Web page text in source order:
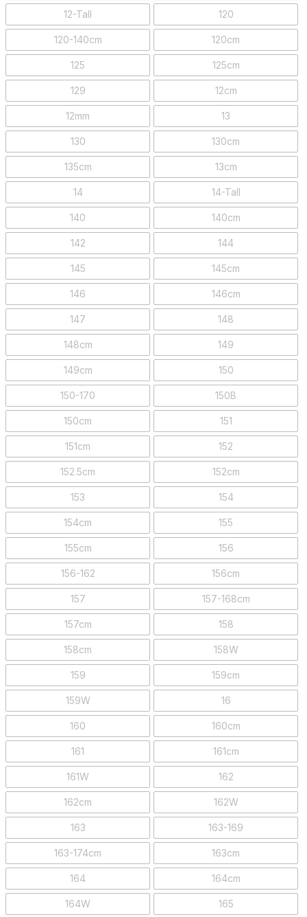
12-Tall 120
120-140cm 120cm
125 125cm
129 12cm
12mm 13
130 130cm
135cm 13cm
14 14-Tall
140 140cm
142 144
145 145cm
146 146cm
147 148
148cm 149
149cm 150
150-170 150B
150cm 151
151cm 152
152.5cm 152cm
153 154
154cm 155
155cm 156
156-162 156cm
157 157-168cm
157cm 158
158cm 158W
159 159cm
159W 16
160 160cm
161 161cm
161W 162
162cm 162W
163 163-169
163-174cm 163cm
164 164cm
164W 165